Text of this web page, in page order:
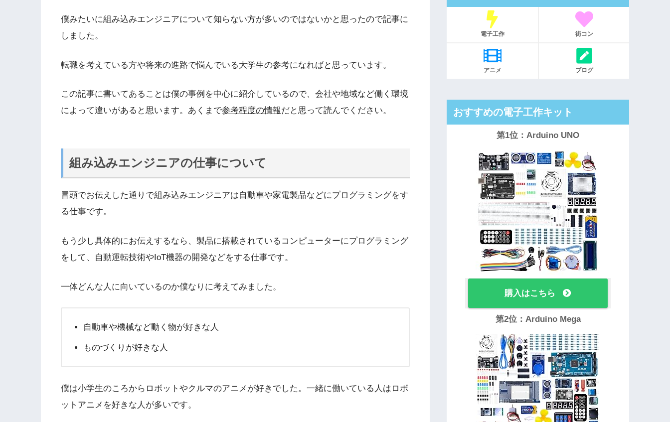
僕みたいに組み込みエンジニアについて知らない方が多いのではないかと思ったので記事に
しました。
転職を考えている方や将来の進路で悩んでいる大学生の参考になればと思っています。
この記事に書いてあることは僕の事例を中心に紹介しているので、会社や地域など働く環境
によって違いがあると思います。あくまで参考程度の情報だと思って読んでください。
組み込みエンジニアの仕事について
冒頭でお伝えした通りで組み込みエンジニアは自動車や家電製品などにプログラミングをす
る仕事です。
もう少し具体的にお伝えするなら、製品に搭載されているコンピューターにプログラミング
をして、自動運転技術やIoT機器の開発などをする仕事です。
一体どんな人に向いているのか僕なりに考えてみました。
自動車や機械など動く物が好きな人
ものづくりが好きな人
僕は小学生のころからロボットやクルマのアニメが好きでした。一緒に働いている人はロボ
ットアニメを好きな人が多いです。
電子工作 街コン
アニメ ブログ
おすすめの電子工作キット
第1位：Arduino UNO
購入はこちら
第2位：Arduino Mega